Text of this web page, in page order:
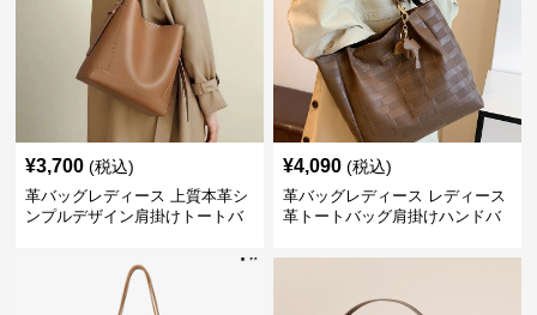
¥3,700 (税込)
革バッグレディース 上質本革シ
ンプルデザイン肩掛けトートバ
¥4,090 (税込)
革バッグレディース レディース
革トートバッグ肩掛けハンドバ